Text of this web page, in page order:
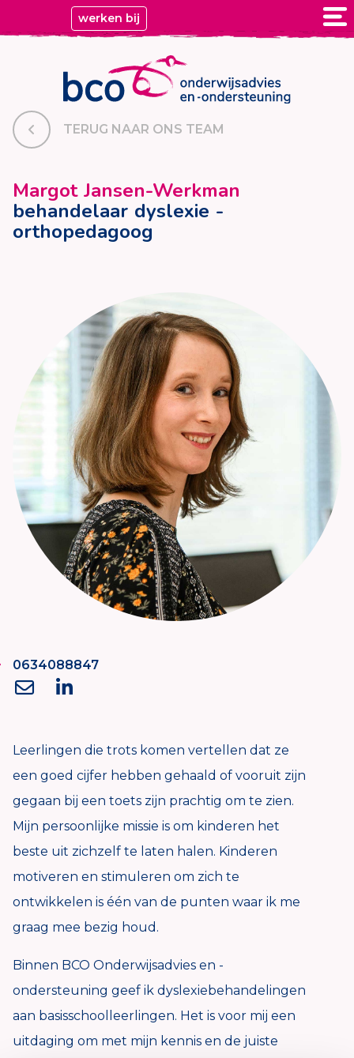
werken bij
TERUG NAAR ONS TEAM
Margot Jansen-Werkman
behandelaar dyslexie -
orthopedagoog
0634088847
Leerlingen die trots komen vertellen dat ze
een goed cijfer hebben gehaald of vooruit zijn
gegaan bij een toets zijn prachtig om te zien.
Mijn persoonlijke missie is om kinderen het
beste uit zichzelf te laten halen. Kinderen
motiveren en stimuleren om zich te
ontwikkelen is één van de punten waar ik me
graag mee bezig houd.
Binnen BCO Onderwijsadvies en -
ondersteuning geef ik dyslexiebehandelingen
aan basisschoolleerlingen. Het is voor mij een
uitdaging om met mijn kennis en de juiste